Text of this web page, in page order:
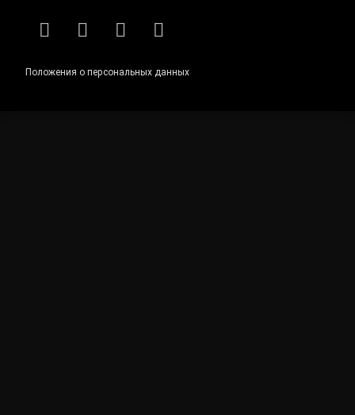
RSS E-mailВКонтакте
Telegram
Положения о персональных данных